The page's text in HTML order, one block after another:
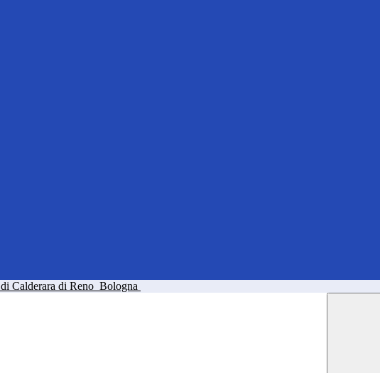
di Calderara di Reno Bologna